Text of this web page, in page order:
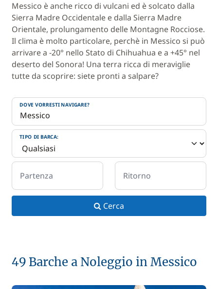
Messico è anche ricco di vulcani ed è solcato dalla
Sierra Madre Occidentale e dalla Sierra Madre
Orientale, prolungamento delle Montagne Rocciose.
Il clima è molto particolare, perchè in Messico si può
arrivare a -20° nello Stato di Chihuahua e a +45° nel
deserto del Sonora! Una terra ricca di meraviglie
tutte da scoprire: siete pronti a salpare?
DOVE VORRESTI NAVIGARE?
TIPO DI BARCA:
Partenza Ritorno
Cerca
49 Barche a Noleggio in Messico